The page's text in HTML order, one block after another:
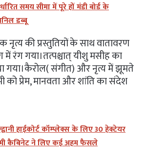
समय सीमा में पूरे हों मंडी बोर्ड के
डब्बू
की प्रस्तुतियों के साथ वातावरण
रंग गया।तत्पश्चात् यीशु मसीह का
गया।कैरोल( संगीत) और नृत्य में झूमते
को प्रेम, मानवता और शांति का संदेश
हाईकोर्ट कॉम्प्लेक्स के लिए 30 हेक्टेयर
कैबिनेट ने लिए कई अहम फैसले